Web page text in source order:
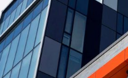
GREEN DESIGN
Montfoort